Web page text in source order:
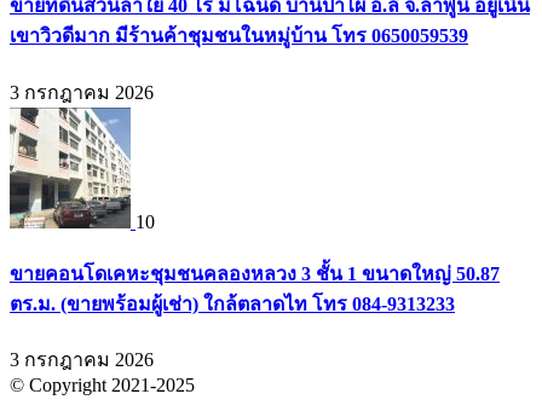
ขายที่ดินสวนลำใย 40 ไร่ มีโฉนด บ้านป่าไผ่ อ.ลี้ จ.ลำพูน อยู่เนิน
เขาวิวดีมาก มีร้านค้าชุมชนในหมู่บ้าน โทร 0650059539
3 กรกฎาคม 2026
10
ขายคอนโดเคหะชุมชนคลองหลวง 3 ชั้น 1 ขนาดใหญ่ 50.87
ตร.ม. (ขายพร้อมผู้เช่า) ใกล้ตลาดไท โทร 084-9313233
3 กรกฎาคม 2026
© Copyright 2021-2025